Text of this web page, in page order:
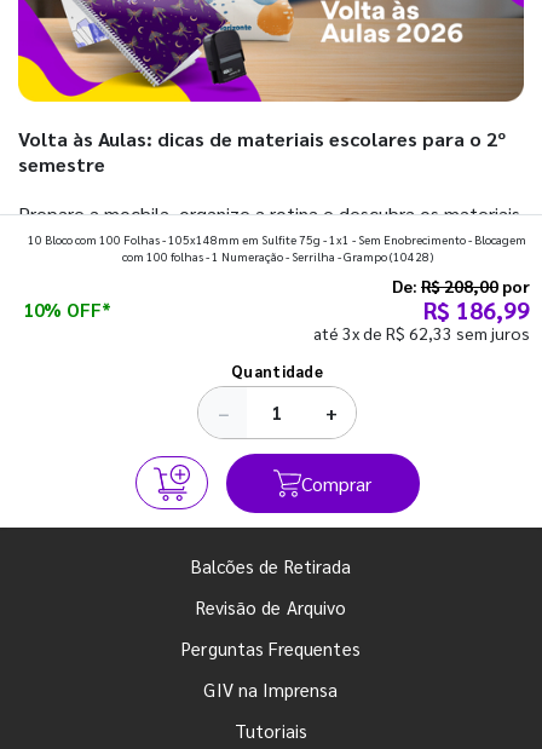
Volta às Aulas: dicas de materiais escolares para o 2º
semestre
Prepare a mochila, organize a rotina e descubra os materiais
que fazem toda diferença para começar o segundo
10 Bloco com 100 Folhas - 105x148mm em Sulfite 75g - 1x1 - Sem Enobrecimento - Blocagem
com 100 folhas - 1 Numeração - Serrilha - Grampo(10428)
10% OFF*
De: R$ 208,00 por
R$ 186,99
até 3x de R$ 62,33 sem juros
Quantidade
− +
Comprar
Balcões de Retirada
Revisão de Arquivo
Perguntas Frequentes
GIV na Imprensa
Tutoriais